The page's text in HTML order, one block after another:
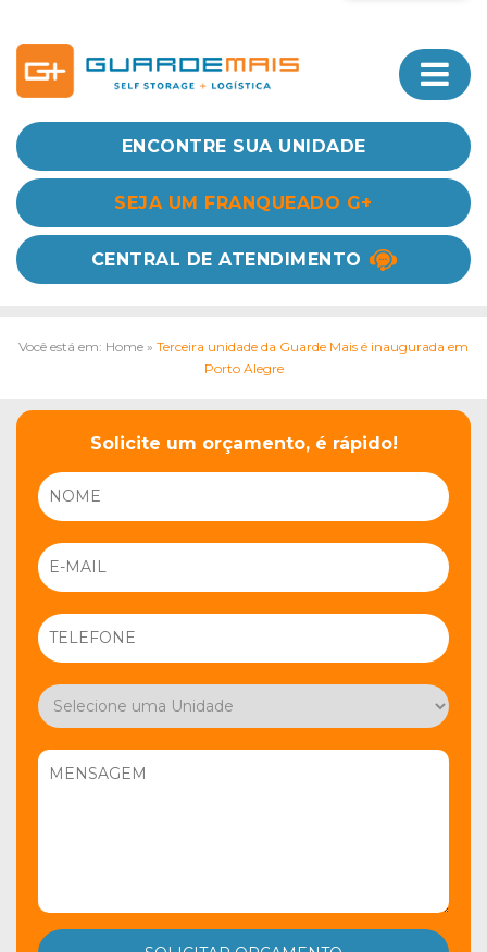
ENCONTRE SUA UNIDADE
SEJA UM FRANQUEADO G+
CENTRAL DE ATENDIMENTO
Você está em: Home » Terceira unidade da Guarde Mais é inaugurada em
Porto Alegre
Solicite um orçamento, é rápido!